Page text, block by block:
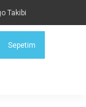
Takibi
Sepetim